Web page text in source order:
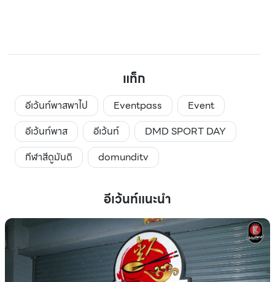
แท็ก
อีเว้นท์พาสพาไป Eventpass
Event
อีเว้นท์พาส
อีเว้นท์
DMD SPORT DAY
กีฬาสีดูมันดิ
domunditv
อีเว้นท์แนะนำ